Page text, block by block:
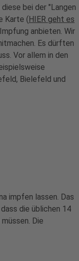
bei der "Langen
Karte (HIER geht es
anbieten. Wir
Es dürften
Vor allem in den
Bielefeld und
impfen lassen. Das
die üblichen 14
Die